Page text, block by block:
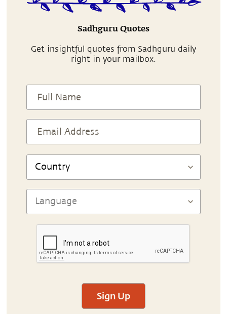
Sadhguru Quotes
Get insightful quotes from Sadhguru daily
right in your mailbox.
Sign Up